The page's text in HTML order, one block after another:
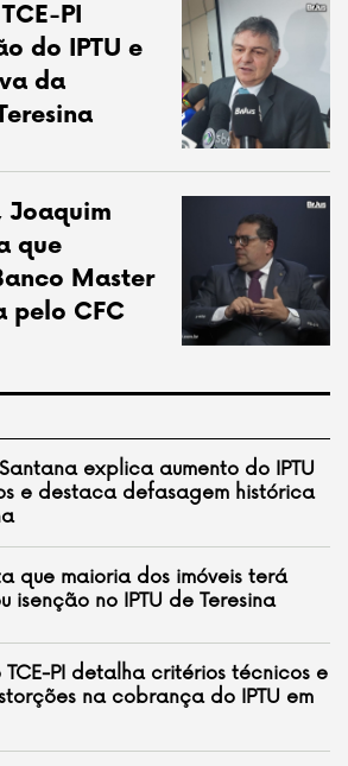
PI
do IPTU e
da
Joaquim
que
Master
pelo CFC
explica aumento do IPTU
e destaca defasagem histórica
que maioria dos imóveis terá
isenção no IPTU de Teresina
PI detalha critérios técnicos e
na cobrança do IPTU em